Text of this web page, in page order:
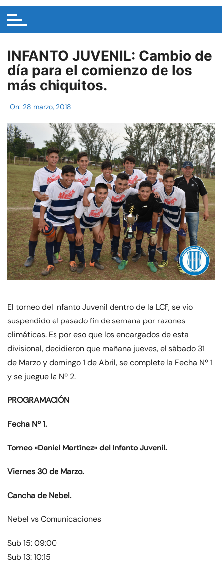
INFANTO JUVENIL: Cambio de
día para el comienzo de los
más chiquitos.
On: 28 marzo, 2018
El torneo del Infanto Juvenil dentro de la LCF, se vio
suspendido el pasado fin de semana por razones
climáticas. Es por eso que los encargados de esta
divisional, decidieron que mañana jueves, el sábado 31
de Marzo y domingo 1 de Abril, se complete la Fecha Nº 1
y se juegue la Nº 2.
PROGRAMACIÓN
Fecha Nº 1.
Torneo «Daniel Martínez» del Infanto Juvenil.
Viernes 30 de Marzo.
Cancha de Nebel.
Nebel vs Comunicaciones
Sub 15: 09:00
Sub 13: 10:15